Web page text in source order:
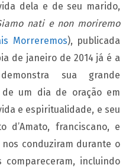
dela e de seu marido,
nati e non moriremo
Morreremos), publicada
de janeiro de 2014 já é a
sua grande
um dia de oração em
e espiritualidade, e seu
d’Amato, franciscano, e
conduziram durante o
compareceram, incluindo